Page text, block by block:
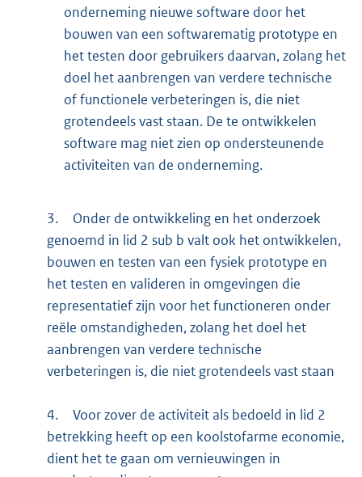
onderneming nieuwe software door het
bouwen van een softwarematig prototype en
het testen door gebruikers daarvan, zolang het
doel het aanbrengen van verdere technische
of functionele verbeteringen is, die niet
grotendeels vast staan. De te ontwikkelen
software mag niet zien op ondersteunende
activiteiten van de onderneming.
3.
Onder de ontwikkeling en het onderzoek
genoemd in lid 2 sub b valt ook het ontwikkelen,
bouwen en testen van een fysiek prototype en
het testen en valideren in omgevingen die
representatief zijn voor het functioneren onder
reële omstandigheden, zolang het doel het
aanbrengen van verdere technische
verbeteringen is, die niet grotendeels vast staan
4.
Voor zover de activiteit als bedoeld in lid 2
betrekking heeft op een koolstofarme economie,
dient het te gaan om vernieuwingen in